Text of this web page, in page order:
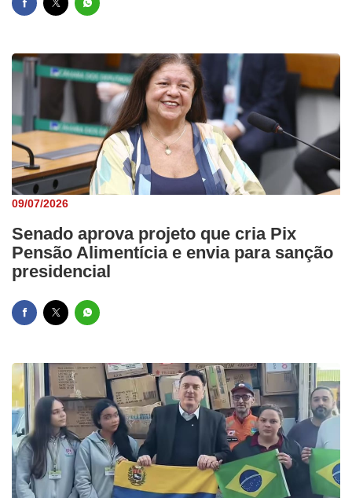
09/07/2026
Senado aprova projeto que cria Pix
Pensão Alimentícia e envia para sanção
presidencial